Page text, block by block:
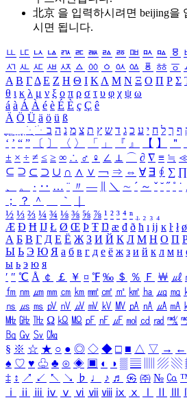
北京 을 입력하시려면 beijing을
시면 됩니다.
ㅥ ㅦ ㅧ ㅨ ㅩ ㅪ ㅫ ㅬ ㅭ ㅮ ㅯ ㅰ ㅱ
ㅺ ㅻ ㅼ ㅽ ㅾ ㅿ ㆀ ㆁ ㆂ ㆃ ㆄ ㆅ ㆆ
Α Β ΓΔ Ε Ζ Η Θ Ι ΚΛ Μ Ν Ξ Ο Π Ρ Σ
θ ι κ λ μ ν ξ ο π ρ σ τ υ φ χ ψ ω
á à Á À é è É È ç Ç ê
Ä Ö Ü ä ö ü ß
ִֶֹ ֻּ ׁׂ ף ך ל ח י ע כ ג ד ש ץ ת צ מ נ ה ב
‘ ’ “ ” 〔 〕 〈 〉 「 」 『 』 【 】 ＂
± × ÷ ≠ ≤ ≥ ∞ ∴ ♂ ♀ ∠ ⊥ ⌒ ∂ ∇ ≡ ≒
⊆ ⊇ ⊂ ⊃ ∪ ∩ ∧ ∨ ￢ ⇒ ⇔ ∀ ∃ ∮ ∑ ∏
、
。 · ‥ … ¨ 〃 ― ＼ ∼ ´ ～ ˇ ˘ ˝ ˚ ˙ ¸
；
？ ＾ ｀
½ ⅓ ⅔ ¼ ¾ ⅛ ⅜ ⅝ ⅞ ¹ ² ³ ⁴ ⁿ ₁ ₂ ₃ ₄
Æ Ð Ħ Ĳ Ł Ø Œ Þ Ŧ Ŋ æ đ ð ħ ı ĳ ĸ ŀ ł ø
А Б В Г Д Е Ё Ж З И Й К Л М Н О П
Ы Ь Э Ю Я а б в г д е ё ж з и й к л м н
ы ь э ю я
′ ″ ℃ Å ￠ ￡ ￥ ¤ ℉ ‰ ＄ ％ Ｆ ￦ ㎕
㎙ ㎚ ㎛ ㎜ ㎝ ㎞ ㎟ ㎠ ㎡ ㎢ ㏊ ㎍ ㎎
㎱ ㎲ ㎳ ㎴ ㎵ ㎶ ㎷ ㎸ ㎹ ㎀ ㎁ ㎂ ㎃
㎒ ㎓ ㎔ Ω ㏀ ㏁ ㎊ ㎋ ㎌ ㏖ ㏅ ㎭ ㎮
㏃ ㏉ ㏜ ㏆
§ ※ ☆ ★ ○ ● ◎ ◇ ◆ □ ■ △ ▽ → ←
♠ ♡ ♥ ♧ ♣ ⊙ ◈ ▣ ◐ ◑ ▒ ▤ ▨ ▧
‡ ↕ ↗ ↙ ↖ ↘ ♭ ♩ ♪ ♬ ㉿ ㈜ № ㏇
ⅰ
ⅱ ⅲ ⅳ ⅴ ⅵ ⅶ ⅷ ⅸ ⅹ